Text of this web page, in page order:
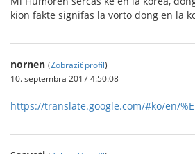
kion fakte signifas la vorto dong en la
nornen (Zobraziť profil)
10. septembra 2017 4:50:08
https://translate.google.com/#ko/en/